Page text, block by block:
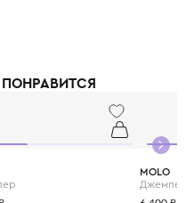
ребёнку не просто
модной истории.
MOLO